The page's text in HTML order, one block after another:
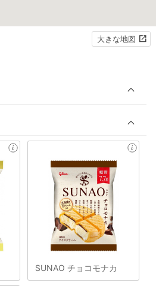
大きな地図
SUNAO チョコモナカ